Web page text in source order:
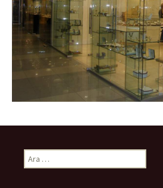
Arama: